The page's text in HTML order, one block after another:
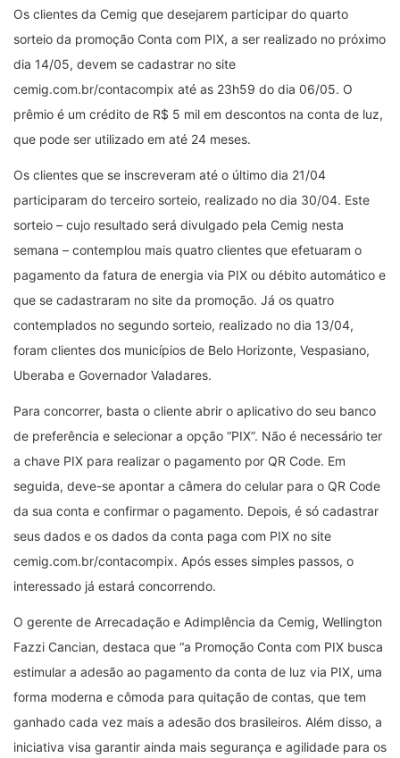
Os clientes da Cemig que desejarem participar do quarto
sorteio da promoção Conta com PIX, a ser realizado no próximo
dia 14/05, devem se cadastrar no site
cemig.com.br/contacompix até as 23h59 do dia 06/05. O
prêmio é um crédito de R$ 5 mil em descontos na conta de luz,
que pode ser utilizado em até 24 meses.
Os clientes que se inscreveram até o último dia 21/04
participaram do terceiro sorteio, realizado no dia 30/04. Este
sorteio – cujo resultado será divulgado pela Cemig nesta
semana – contemplou mais quatro clientes que efetuaram o
pagamento da fatura de energia via PIX ou débito automático e
que se cadastraram no site da promoção. Já os quatro
contemplados no segundo sorteio, realizado no dia 13/04,
foram clientes dos municípios de Belo Horizonte, Vespasiano,
Uberaba e Governador Valadares.
Para concorrer, basta o cliente abrir o aplicativo do seu banco
de preferência e selecionar a opção “PIX”. Não é necessário ter
a chave PIX para realizar o pagamento por QR Code. Em
seguida, deve-se apontar a câmera do celular para o QR Code
da sua conta e confirmar o pagamento. Depois, é só cadastrar
seus dados e os dados da conta paga com PIX no site
cemig.com.br/contacompix. Após esses simples passos, o
interessado já estará concorrendo.
O gerente de Arrecadação e Adimplência da Cemig, Wellington
Fazzi Cancian, destaca que “a Promoção Conta com PIX busca
estimular a adesão ao pagamento da conta de luz via PIX, uma
forma moderna e cômoda para quitação de contas, que tem
ganhado cada vez mais a adesão dos brasileiros. Além disso, a
iniciativa visa garantir ainda mais segurança e agilidade para os